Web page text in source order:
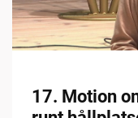
17. Motion